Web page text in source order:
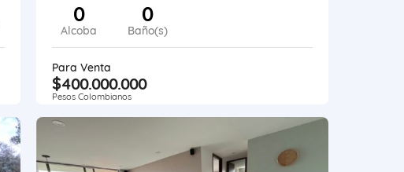
0
Alcoba
0
Baño(s)
Para Venta
$400.000.000
Pesos Colombianos